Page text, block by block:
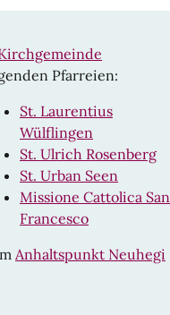
Pfarreien:
St. Laurentius
Wülflingen
St. Ulrich Rosenberg
St. Urban Seen
Missione Cattolica San
Francesco
Anhaltspunkt Neuhegi